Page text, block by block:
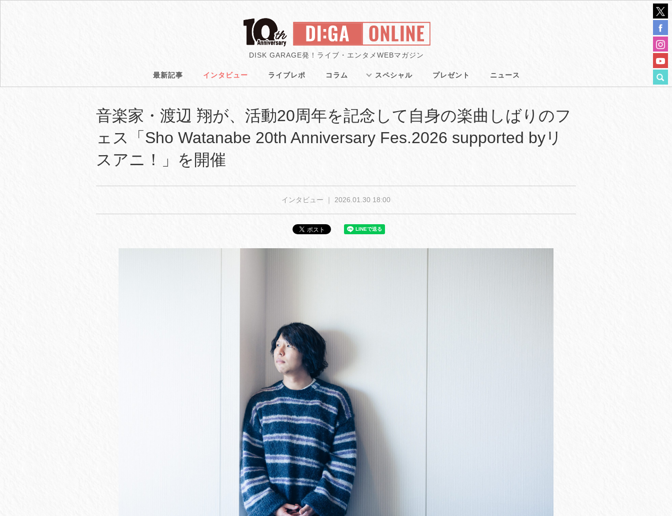
DISK GARAGE発！ライブ・エンタメWEBマガジン
最新記事 インタビュー ライブレポ コラム スペシャル プレゼント ニュース
音楽家・渡辺 翔が、活動20周年を記念して自身の楽曲しばりのフ
ェス「Sho Watanabe 20th Anniversary Fes.2026 supported byリ
スアニ！」を開催
インタビュー ｜ 2026.01.30 18:00